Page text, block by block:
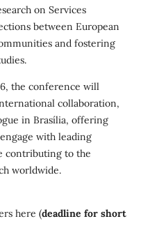
on Services
between European
and fostering
the conference will
collaboration,
in Brasília, offering
with leading
contributing to the
worldwide.
here (deadline for short